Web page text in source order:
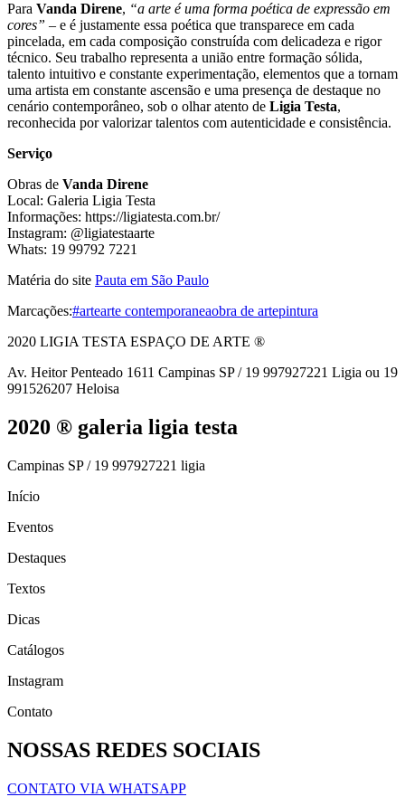
Para Vanda Direne, “a arte é uma forma poética de expressão em
cores” – e é justamente essa poética que transparece em cada
pincelada, em cada composição construída com delicadeza e rigor
técnico. Seu trabalho representa a união entre formação sólida,
talento intuitivo e constante experimentação, elementos que a tornam
uma artista em constante ascensão e uma presença de destaque no
cenário contemporâneo, sob o olhar atento de Ligia Testa,
reconhecida por valorizar talentos com autenticidade e consistência.
Serviço
Obras de Vanda Direne
Local: Galeria Ligia Testa
Informações: https://ligiatesta.com.br/
Instagram: @ligiatestaarte
Whats: 19 99792 7221
Matéria do site Pauta em São Paulo
Marcações:#artearte contemporaneaobra de artepintura
2020 LIGIA TESTA ESPAÇO DE ARTE ®
Av. Heitor Penteado 1611 Campinas SP / 19 997927221 Ligia ou 19
991526207 Heloisa
2020 ® galeria ligia testa
Campinas SP / 19 997927221 ligia
Início
Eventos
Destaques
Textos
Dicas
Catálogos
Instagram
Contato
NOSSAS REDES SOCIAIS
CONTATO VIA WHATSAPP